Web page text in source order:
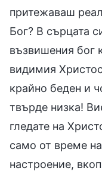
притежаваш
Бог? В сърцата
възвишения бог
видимия
крайно беден и
твърде низка!
гледате на
само от време
настроение,